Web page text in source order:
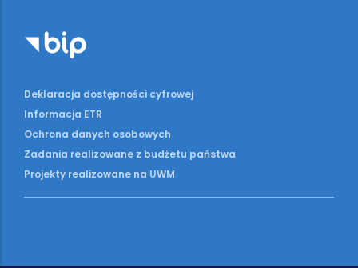
Deklaracja dostępności cyfrowej
Informacja ETR
Ochrona danych osobowych
Zadania realizowane z budżetu państwa
Projekty realizowane na UWM